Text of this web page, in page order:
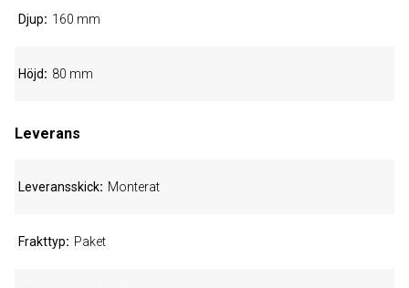
Djup 160 mm
Höjd 80 mm
Leverans
Leveransskick Monterat
Frakttyp Paket